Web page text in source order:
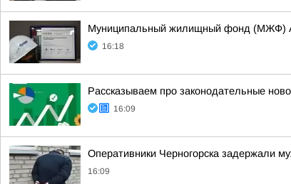
Муниципальный жилищный фонд (МЖФ)
16:18
Рассказываем про законодательные
16:09
Оперативники Черногорска задержали
16:09